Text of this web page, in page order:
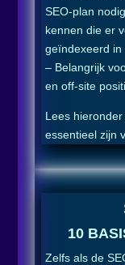
SEO-plan
kennen die er
geïndexeerd in
– Belangrijk
en off-site
Lees
essentieel zijn
10
Zelfs als de